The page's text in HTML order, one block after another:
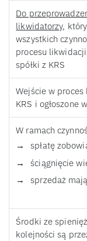
Do
likwidatorzy,
wszystkich
procesu
spółki z KRS
Wejście w proces
KRS i ogłoszone
W ramach
spłatę
ściągnięcie
sprzedaż
Środki ze
kolejności są